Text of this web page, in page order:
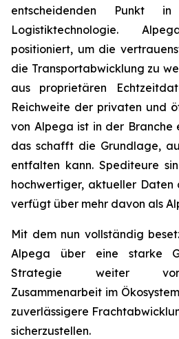
entscheidenden Punkt
Logistiktechnologie.
positioniert, um die
die Transportabwicklung zu
aus proprietären
Reichweite der privaten und
von Alpega ist in der
das schafft die Grundlage,
entfalten kann. Spediteure
hochwertiger, aktueller Daten
verfügt über mehr davon als
Mit dem nun vollständig
Alpega über eine starke
Strategie weiter
Zusammenarbeit im
zuverlässigere
sicherzustellen.